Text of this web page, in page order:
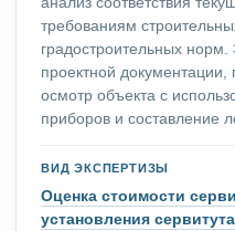
требованиям
градостроительных
проектной документации,
осмотр объекта с
приборов и составление
ВИД ЭКСПЕРТИЗЫ
Оценка стоимости
установления сервитута